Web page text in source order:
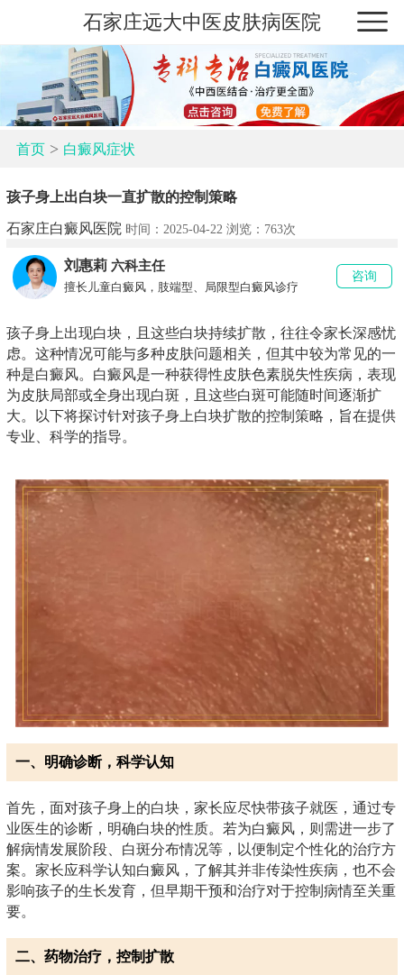
石家庄远大中医皮肤病医院
首页> 白癜风症状
孩子身上出白块一直扩散的控制策略
石家庄白癜风医院 时间：2025-04-22 浏览： 763次
刘惠莉 六科主任
擅长儿童白癜风，肢端型、局限型白癜风诊疗
咨询
孩子身上出现白块，且这些白块持续扩散，往往令家长深感忧
虑。这种情况可能与多种皮肤问题相关，但其中较为常见的一
种是白癜风。白癜风是一种获得性皮肤色素脱失性疾病，表现
为皮肤局部或全身出现白斑，且这些白斑可能随时间逐渐扩
大。以下将探讨针对孩子身上白块扩散的控制策略，旨在提供
专业、科学的指导。
一、明确诊断，科学认知
首先，面对孩子身上的白块，家长应尽快带孩子就医，通过专
业医生的诊断，明确白块的性质。若为白癜风，则需进一步了
解病情发展阶段、白斑分布情况等，以便制定个性化的治疗方
案。家长应科学认知白癜风，了解其并非传染性疾病，也不会
影响孩子的生长发育，但早期干预和治疗对于控制病情至关重
要。
二、药物治疗，控制扩散